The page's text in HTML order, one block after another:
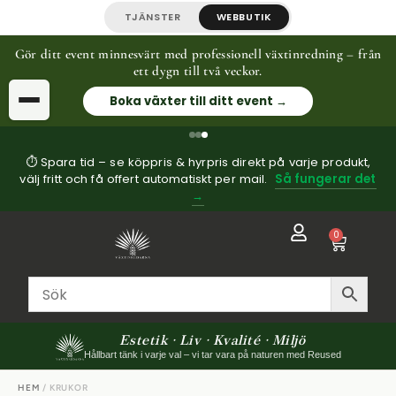
TJÄNSTER WEBBUTIK
Gör ditt event minnesvärt med professionell växtinredning – från
ett dygn till två veckor.
Boka växter till ditt event →
⏱ Spara tid – se köppris & hyrpris direkt på varje produkt,
välj fritt och få offert automatiskt per mail. Så fungerar det
→
0
Estetik · Liv · Kvalité · Miljö
Hållbart tänk i varje val – vi tar vara på naturen med Reused
HEM / KRUKOR